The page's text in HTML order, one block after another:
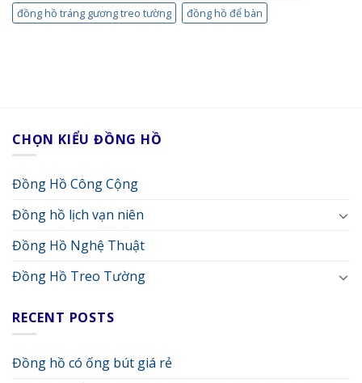
đồng hồ tráng gương treo tường
đồng hồ để bàn
CHỌN KIỂU ĐỒNG HỒ
Đồng Hồ Công Cộng
Đồng hồ lịch vạn niên
Đồng Hồ Nghệ Thuật
Đồng Hồ Treo Tường
RECENT POSTS
Đồng hồ có ống bút giá rẻ